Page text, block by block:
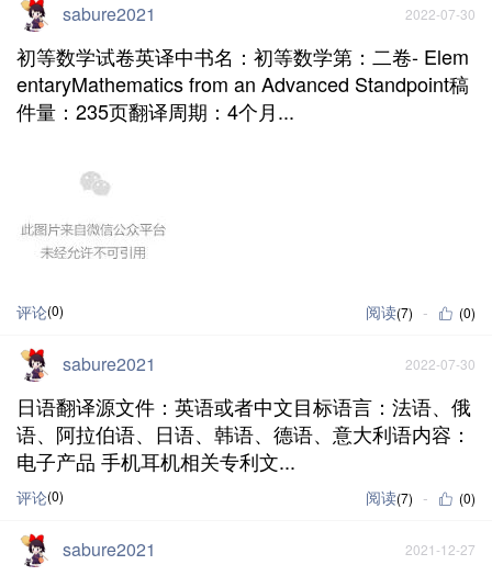
sabure2021 2022-07-30
初等数学试卷英译中书名：初等数学第：二卷- Elem
entaryMathematics from an Advanced Standpoint稿
件量：235页翻译周期：4个月...
评论(0) 阅读(7) (0)
sabure2021 2022-07-30
日语翻译源文件：英语或者中文目标语言：法语、俄
语、阿拉伯语、日语、韩语、德语、意大利语内容：
电子产品 手机耳机相关专利文...
评论(0) 阅读(7) (0)
sabure2021 2021-12-27